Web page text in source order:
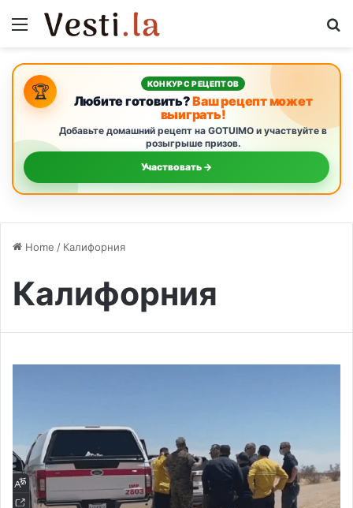
Menu
🏆 КОНКУРС РЕЦЕПТОВ
Любите готовить?Ваш рецепт может
выиграть!
Добавьте домашний рецепт на GOTUIMO и участвуйте в
розыгрыше призов.
Участвовать →
Home / Калифорния
Калифорния